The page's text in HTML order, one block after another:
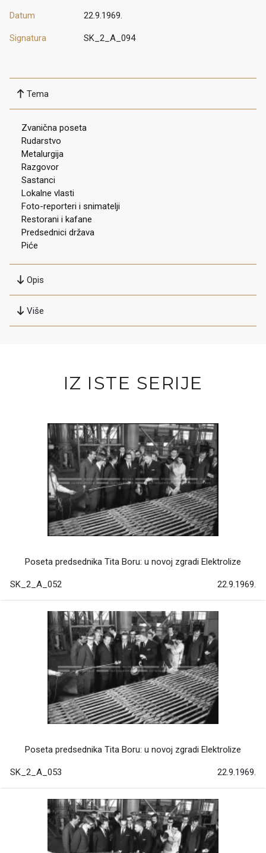
Datum 22.9.1969.
Signatura SK_2_A_094
Tema
Zvanična poseta
Rudarstvo
Metalurgija
Razgovor
Sastanci
Lokalne vlasti
Foto-reporteri i snimatelji
Restorani i kafane
Predsednici država
Piće
Opis
Više
IZ ISTE SERIJE
Poseta predsednika Tita Boru: u novoj zgradi Elektrolize
SK_2_A_052 22.9.1969.
Poseta predsednika Tita Boru: u novoj zgradi Elektrolize
SK_2_A_053 22.9.1969.